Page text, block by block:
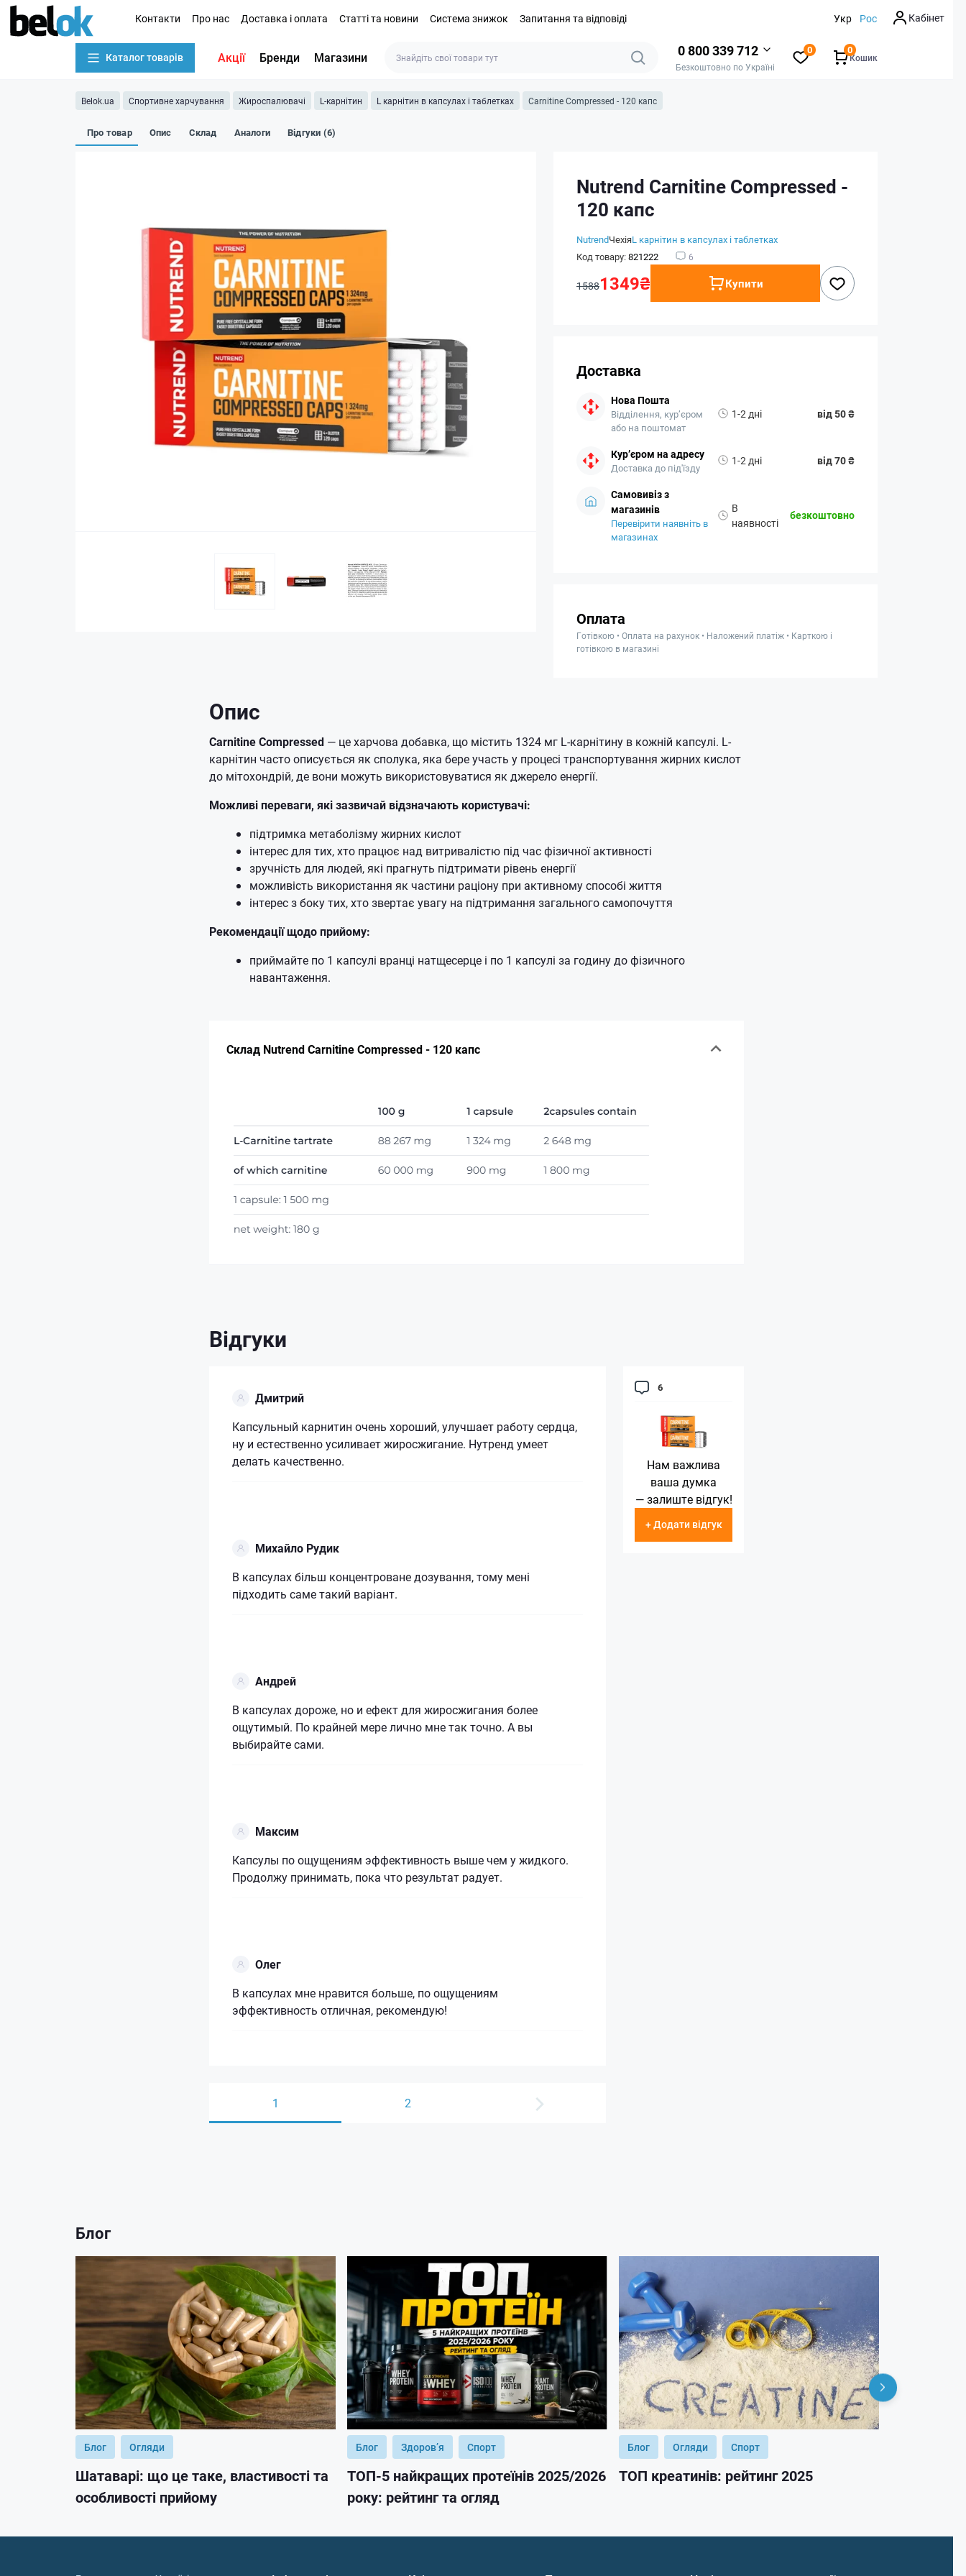
Контакти Про нас Доставка і оплата Статті та новини Система знижок Запитання та відповіді Укр Рос Кабінет
Каталог товарів Акції Бренди Магазини 0 800 339 712
Безкоштовно по Україні
0
Кошик
0
Belok.ua Спортивне харчування Жироспалювачі L-карнітин L карнітин в капсулах і таблетках Carnitine Compressed - 120 капс
Про товар Опис Склад Аналоги Відгуки (6)
Nutrend Carnitine Compressed -
120 капс
NutrendЧехіяL карнітин в капсулах і таблетках
Код товару:821222 6
15881349₴ Купити
Доставка
Нова Пошта
Відділення, кур’єром
або на поштомат
1-2 дні від 50 ₴
Кур’єром на адресу
Доставка до під'їзду
1-2 дні від 70 ₴
Самовивіз з
магазинів
Перевірити наявніть в
магазинах
В
наявності
безкоштовно
Оплата
Готівкою • Оплата на рахунок • Наложений платіж • Карткою і
готівкою в магазині
Опис
Carnitine Compressed — це харчова добавка, що містить 1324 мг L-карнітину в кожній капсулі. L-
карнітин часто описується як сполука, яка бере участь у процесі транспортування жирних кислот
до мітохондрій, де вони можуть використовуватися як джерело енергії.
Можливі переваги, які зазвичай відзначають користувачі:
підтримка метаболізму жирних кислот
інтерес для тих, хто працює над витривалістю під час фізичної активності
зручність для людей, які прагнуть підтримати рівень енергії
можливість використання як частини раціону при активному способі життя
інтерес з боку тих, хто звертає увагу на підтримання загального самопочуття
Рекомендації щодо прийому:
приймайте по 1 капсулі вранці натщесерце і по 1 капсулі за годину до фізичного
навантаження.
Склад Nutrend Carnitine Compressed - 120 капс
Відгуки
6
Нам важлива
ваша думка
— залиште відгук!
+ Додати відгук
Дмитрий
Капсульный карнитин очень хороший, улучшает работу сердца,
ну и естественно усиливает жиросжигание. Нутренд умеет
делать качественно.
Михайло Рудик
В капсулах більш концентроване дозування, тому мені
підходить саме такий варіант.
Андрей
В капсулах дороже, но и ефект для жиросжигания более
ощутимый. По крайней мере лично мне так точно. А вы
выбирайте сами.
Максим
Капсулы по ощущениям эффективность выше чем у жидкого.
Продолжу принимать, пока что результат радует.
Олег
В капсулах мне нравится больше, по ощущениям
эффективность отличная, рекомендую!
1 2
Блог
Блог Огляди
Шатаварі: що це таке, властивості та
особливості прийому
Блог Здоров’я Спорт
ТОП-5 найкращих протеїнів 2025/2026
року: рейтинг та огляд
Блог Огляди Спорт
ТОП креатинів: рейтинг 2025